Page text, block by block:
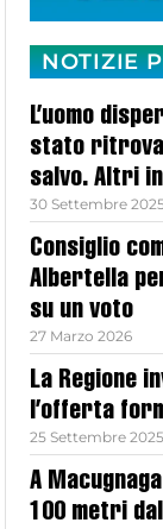
NOTIZIE
L’uomo
stato
salvo. Altri
30 Settembre
Consiglio
Albertella
su un voto
27 Marzo 2026
La Regione
l’offerta
25 Settembre 2025
A
100 metri